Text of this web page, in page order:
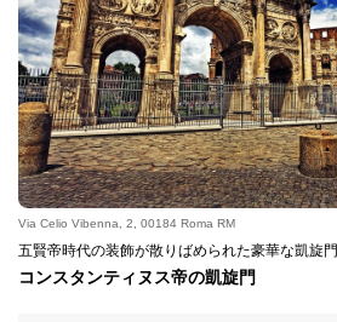
Via Celio Vibenna, 2, 00184 Roma RM
五賢帝時代の装飾が散りばめられた豪華な凱旋門
コンスタンティヌス帝の凱旋門